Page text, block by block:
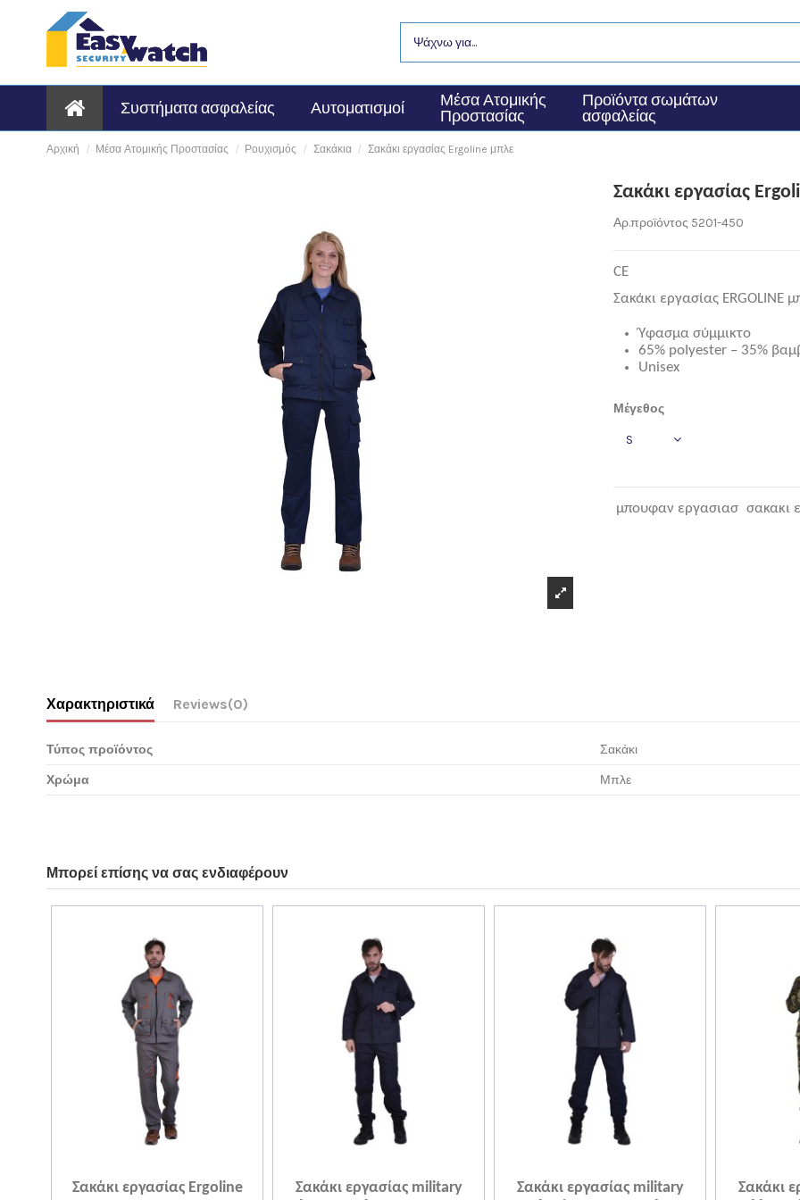
Συστήματα ασφαλείας Αυτοματισμοί
Μέσα Ατομικής
Προστασίας
Προϊόντα σωμάτων
ασφαλείας
Αρχική Μέσα Ατομικής Προστασίας Ρουχισμός Σακάκια Σακάκι εργασίας Ergoline μπλε
Σακάκι εργασίας
Αρ.προϊόντος 5201-450
CE
Σακάκι εργασίας ERGOLINE
Ύφασµα σύµµικτo
65% poIyester – 35%
Unisex
Μέγεθος
μπουφαν εργασιασ σακακι
Χαρακτηριστικά Reviews(0)
Τύπος προϊόντος
Σακάκι
Χρώμα
Μπλε
Μπορεί επίσης να σας ενδιαφέρουν
Σακάκι εργασίας Ergoline
Σακάκι εργασίας military
Σακάκι εργασίας military
Σακάκι